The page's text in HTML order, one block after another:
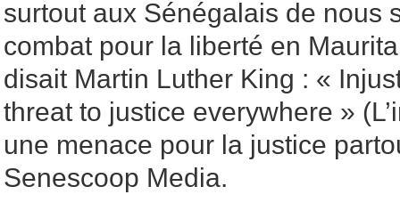
surtout aux Sénégalais de nous
combat pour la liberté en
disait Martin Luther King : «
threat to justice everywhere »
une menace pour la justice
Senescoop Media.